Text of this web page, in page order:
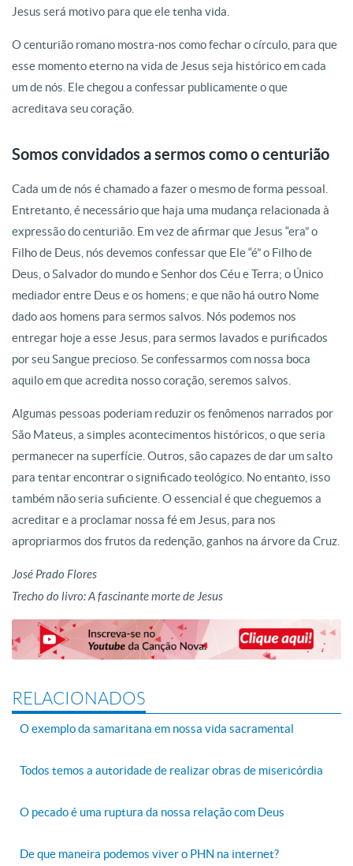
Jesus será motivo para que ele tenha vida.
O centurião romano mostra-nos como fechar o círculo, para que
esse momento eterno na vida de Jesus seja histórico em cada
um de nós. Ele chegou a confessar publicamente o que
acreditava seu coração.
Somos convidados a sermos como o centurião
Cada um de nós é chamado a fazer o mesmo de forma pessoal.
Entretanto, é necessário que haja uma mudança relacionada à
expressão do centurião. Em vez de afirmar que Jesus “era” o
Filho de Deus, nós devemos confessar que Ele “é” o Filho de
Deus, o Salvador do mundo e Senhor dos Céu e Terra; o Único
mediador entre Deus e os homens; e que não há outro Nome
dado aos homens para sermos salvos. Nós podemos nos
entregar hoje a esse Jesus, para sermos lavados e purificados
por seu Sangue precioso. Se confessarmos com nossa boca
aquilo em que acredita nosso coração, seremos salvos.
Algumas pessoas poderiam reduzir os fenômenos narrados por
São Mateus, a simples acontecimentos históricos, o que seria
permanecer na superfície. Outros, são capazes de dar um salto
para tentar encontrar o significado teológico. No entanto, isso
também não seria suficiente. O essencial é que cheguemos a
acreditar e a proclamar nossa fé em Jesus, para nos
apropriarmos dos frutos da redenção, ganhos na árvore da Cruz.
José Prado Flores
Trecho do livro: A fascinante morte de Jesus
RELACIONADOS
O exemplo da samaritana em nossa vida sacramental
Todos temos a autoridade de realizar obras de misericórdia
O pecado é uma ruptura da nossa relação com Deus
De que maneira podemos viver o PHN na internet?